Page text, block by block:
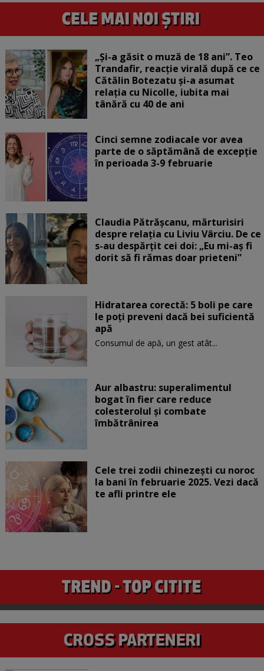
„Și-a găsit o muză de 18 ani”. Teo
Trandafir, reacție virală după ce ce
Cătălin Botezatu și-a asumat
relația cu Nicolle, iubita mai
tânără cu 40 de ani
Cinci semne zodiacale vor avea
parte de o săptămână de excepție
în perioada 3-9 februarie
Claudia Pătrășcanu, mărturisiri
despre relația cu Liviu Vârciu. De ce
s-au despărțit cei doi: „Eu mi-aș fi
dorit să fi rămas doar prieteni”
Hidratarea corectă: 5 boli pe care
le poți preveni dacă bei suficientă
apă
Consumul de apă, un gest atât...
Aur albastru: superalimentul
bogat în fier care reduce
colesterolul și combate
îmbătrânirea
Cele trei zodii chinezești cu noroc
la bani în februarie 2025. Vezi dacă
te afli printre ele